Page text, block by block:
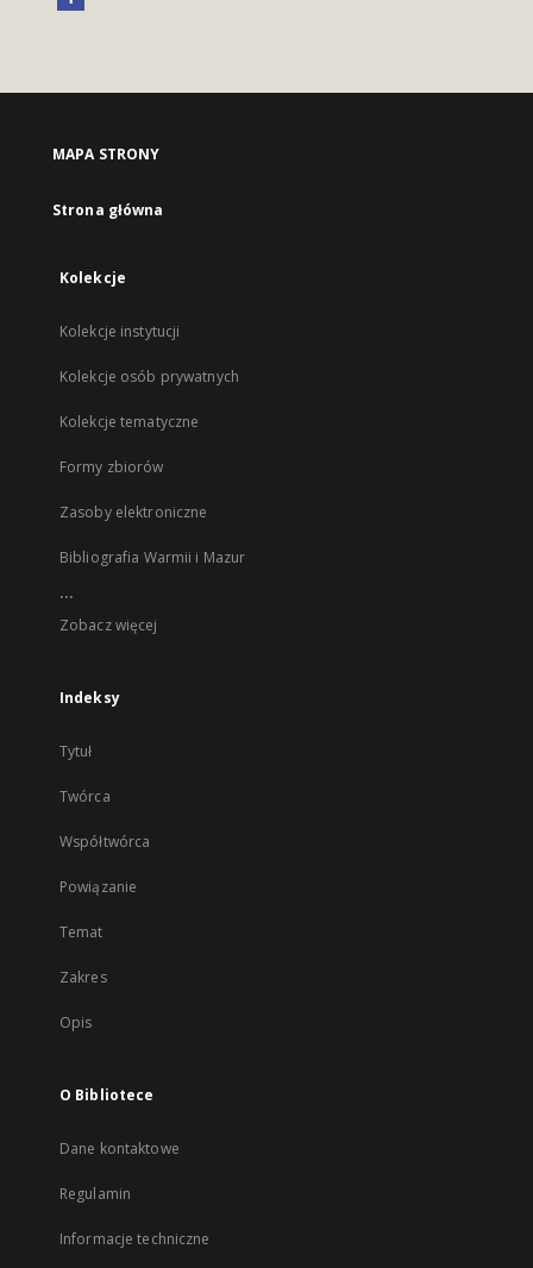
MAPA STRONY
Strona główna
Kolekcje
Kolekcje instytucji
Kolekcje osób prywatnych
Kolekcje tematyczne
Formy zbiorów
Zasoby elektroniczne
Bibliografia Warmii i Mazur
...
Zobacz więcej
Indeksy
Tytuł
Twórca
Współtwórca
Powiązanie
Temat
Zakres
Opis
O Bibliotece
Dane kontaktowe
Regulamin
Informacje techniczne